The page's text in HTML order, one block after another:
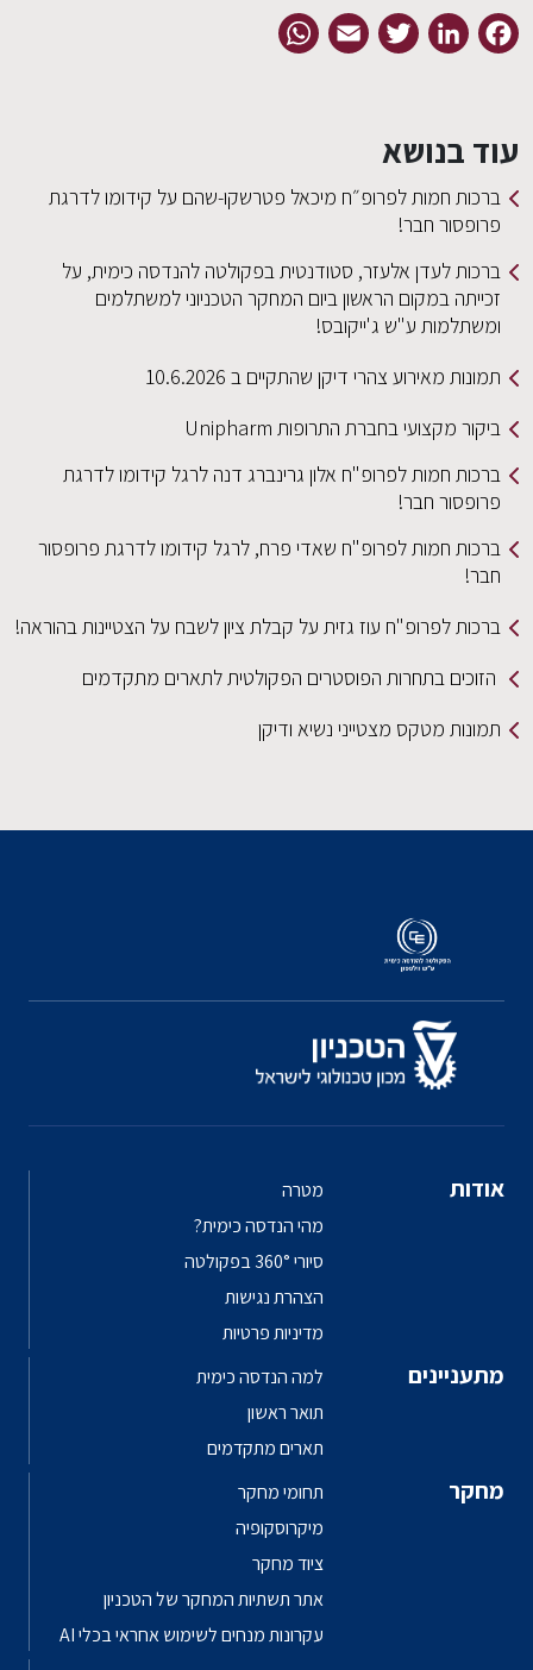
Facebook
LinkedIn
Twitter
Email
עוד בנושא
ברכות חמות לפרופ״ח מיכאל פטרשקו-שהם על קידומו לדרגת
פרופסור חבר!
ברכות לעדן אלעזר, סטודנטית בפקולטה להנדסה כימית, על
זכייתה במקום הראשון ביום המחקר הטכניוני למשתלמים
ומשתלמות ע"ש ג'ייקובס!
תמונות מאירוע צהרי דיקן שהתקיים ב 10.6.2026
ביקור מקצועי בחברת התרופות Unipharm
ברכות חמות לפרופ"ח אלון גרינברג דנה לרגל קידומו לדרגת
פרופסור חבר!
ברכות חמות לפרופ"ח שאדי פרח, לרגל קידומו לדרגת פרופסור
חבר!
ברכות לפרופ"ח עוז גזית על קבלת ציון לשבח על הצטיינות בהוראה!
הזוכים בתחרות הפוסטרים הפקולטית לתארים מתקדמים
תמונות מטקס מצטייני נשיא ודיקן
אודות
מטרה
מהי הנדסה כימית?
סיורי 360° בפקולטה
הצהרת נגישות
מדיניות פרטיות
מתעניינים
למה הנדסה כימית
תואר ראשון
תארים מתקדמים
מחקר
תחומי מחקר
מיקרוסקופיה
ציוד מחקר
אתר תשתיות המחקר של הטכניון
עקרונות מנחים לשימוש אחראי בכלי AI